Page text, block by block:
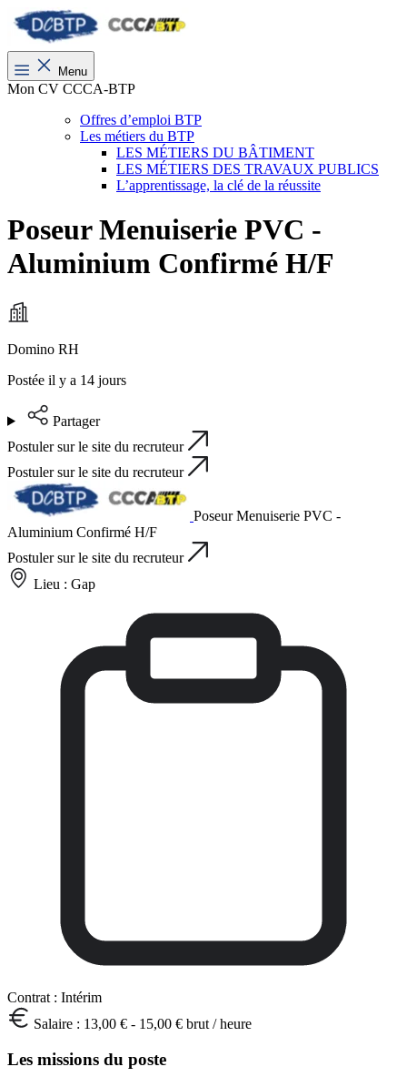
Menu
Mon CV CCCA-BTP
Offres d’emploi BTP
Les métiers du BTP
LES MÉTIERS DU BÂTIMENT
LES MÉTIERS DES TRAVAUX PUBLICS
L’apprentissage, la clé de la réussite
Poseur Menuiserie PVC -
Aluminium Confirmé H/F
Domino RH
Postée il y a 14 jours
Partager
Postuler sur le site du recruteur
Postuler sur le site du recruteur
Poseur Menuiserie PVC -
Aluminium Confirmé H/F
Postuler sur le site du recruteur
Lieu : Gap
Contrat : Intérim
Salaire : 13,00 € - 15,00 € brut / heure
Les missions du poste